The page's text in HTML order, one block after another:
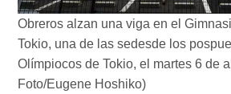
Obreros alzan una viga en el
Tokio, una de las sedesde los
Olímpiocos de Tokio, el martes 6 de
Foto/Eugene Hoshiko)